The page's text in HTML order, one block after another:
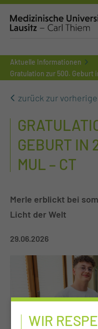
Aktuelle Informationen
Gratulation zur 500. Geburt
zurück zur
GEBURT IN
MUL – CT
Merle erblickt bei
Licht der Welt
29.06.2026
WIR